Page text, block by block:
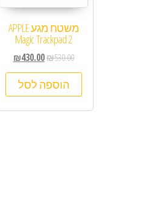
משטח מגע APPLE
Magic Trackpad 2
₪530.00
₪430.00
הוספה לסל